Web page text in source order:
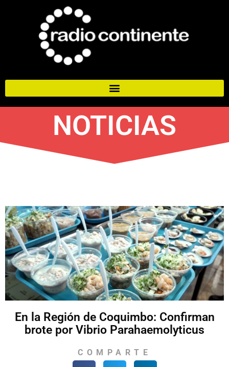
NOTICIAS
En la Región de Coquimbo: Confirman
brote por Vibrio Parahaemolyticus
COMPARTE